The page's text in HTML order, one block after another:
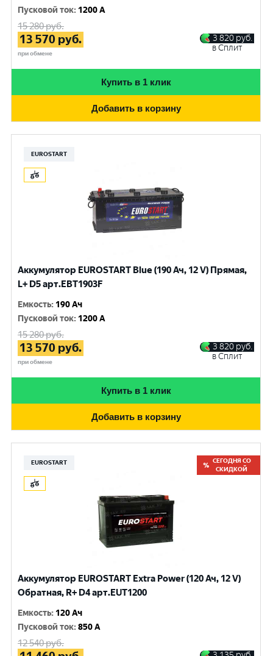
Пусковой ток: 1200 A
15 280руб.
13 570 руб.
при обмене
3 820 руб.
в Сплит
Купить в 1 клик
Добавить в корзину
EUROSTART
Аккумулятор EUROSTART Blue (190 Ач, 12 V) Прямая,
L+ D5 арт.EBT1903F
Емкость: 190 Ач
Пусковой ток: 1200 A
15 280руб.
13 570 руб.
при обмене
3 820 руб.
в Сплит
Купить в 1 клик
Добавить в корзину
EUROSTART
СЕГОДНЯ СО
СКИДКОЙ
Аккумулятор EUROSTART Extra Power (120 Ач, 12 V)
Обратная, R+ D4 арт.EUT1200
Емкость: 120 Ач
Пусковой ток:850 A
12 540руб.